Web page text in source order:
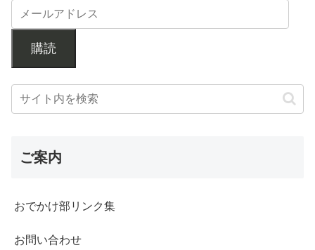
購読
ご案内
おでかけ部リンク集
お問い合わせ